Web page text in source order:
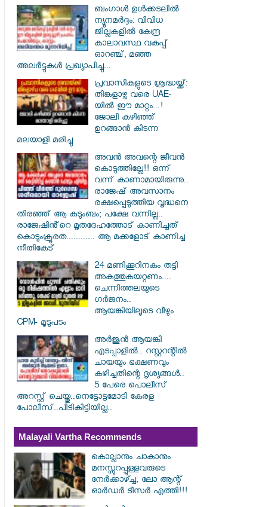
ബംഗാൾ ഉൾക്കടലിൽ
ന്യൂനമർദ്ദം: വിവിധ
ജില്ലകളിൽ കേന്ദ്ര
കാലാവസ്ഥ വകുപ്പ്
ഓറഞ്ച്, മഞ്ഞ
അലർട്ടുകൾ പ്രഖ്യാപിച്ചു...
പ്രവാസികളുടെ ശ്രദ്ധയ്ക്ക്:
തിങ്കളാഴ്ച വരെ UAE-
യിൽ ഈ മാറ്റം...!
ജോലി കഴിഞ്ഞ്
ഉറങ്ങാൻ കിടന്ന
മലയാളി മരിച്ചു
അവൻ അവന്റെ ജീവൻ
കൊടുത്തില്ലേ!! ഒന്ന്
വന്ന് കാണാമായിരുന്നു..
രാജേഷ് അവസാനം
രക്ഷപ്പെടുത്തിയ വൃദ്ധനെ
തിരഞ്ഞ് ആ കുടുംബം; പക്ഷേ വന്നില്ല..
രാജേഷിൻ്റെ മൃതദേഹത്തോട് കാണിച്ചത്
കൊടുംക്രൂരത............ ആ മക്കളോട് കാണിച്ച
നീതികേട്
24 മണിക്കൂറിനകം തട്ടി
അകത്തുകയറ്റണം....
ചെന്നിത്തലയുടെ
ഗർജനം..
ആയങ്കിയിലൂടെ വീഴും
CPM- മൂടുപടം
അർജുൻ ആയങ്കി
എടപ്പാളിൽ.. റസ്റ്ററന്റിൽ
ചായയും ഭക്ഷണവും
കഴിച്ചതിന്റെ ദൃശ്യങ്ങൾ..
5 പേരെ പൊലീസ്
അറസ്റ്റ് ചെയ്തു..നെട്ടോട്ടമോടി കേരള
പോലീസ്..പിടികിട്ടിയില്ല..
Malayali Vartha Recommends
കൊല്ലാനും ചാകാനും
മനസ്സുറപ്പുള്ളവരുടെ
നേർക്കാഴ്ച്ച; ലോ ആന്റ്
ഓർഡർ ടീസർ എത്തി!!!